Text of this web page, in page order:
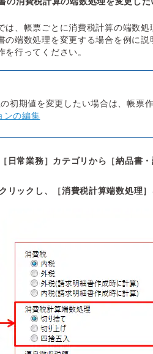
は、帳票ごとに消費税計算の端数処
の端数処理を変更する場合を例に
行ってください。
初期値を変更したい場合は、帳票
ンの編集
日常業務］カテゴリから［納品書
リックし、［消費税計算端数処理］